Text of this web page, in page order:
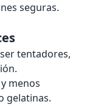
seguras.
tentadores,
menos
gelatinas.